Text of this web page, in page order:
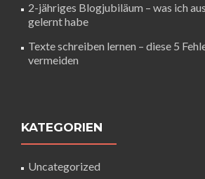
2-jähriges Blogjubiläum – was ich
gelernt habe
Texte schreiben lernen – diese 5
vermeiden
KATEGORIEN
Uncategorized